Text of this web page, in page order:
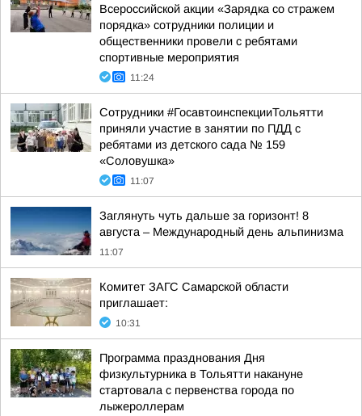
Всероссийской акции «Зарядка со стражем
порядка» сотрудники полиции и
общественники провели с ребятами
спортивные мероприятия
11:24
Сотрудники #ГосавтоинспекцииТольятти
приняли участие в занятии по ПДД с
ребятами из детского сада № 159
«Соловушка»
11:07
Заглянуть чуть дальше за горизонт! 8
августа – Международный день альпинизма
11:07
Комитет ЗАГС Самарской области
приглашает:
10:31
Программа празднования Дня
физкультурника в Тольятти накануне
стартовала с первенства города по
лыжероллерам